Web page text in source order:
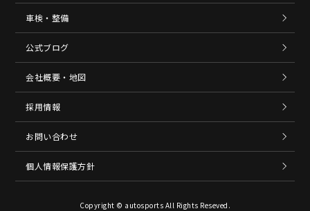
車検・整備
公式ブログ
会社概要・地図
採用情報
お問い合わせ
個人情報保護方針
Copyright © autosports All Rights Reseved.